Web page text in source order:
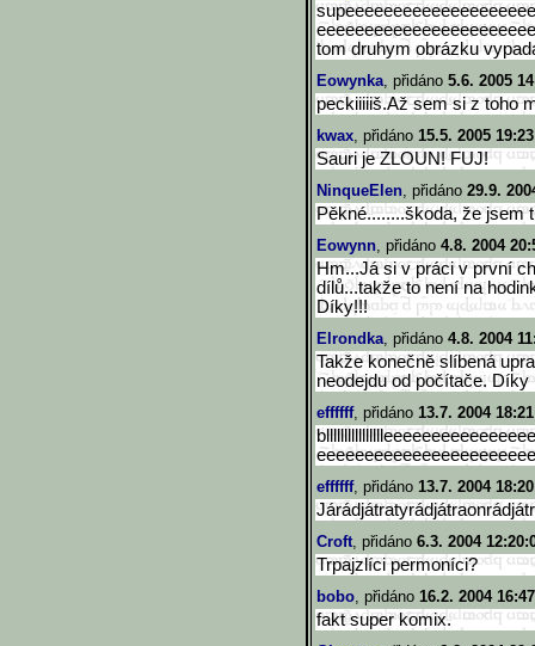
tom druhym obrázku
Eowynka, přidáno 5.6. 2005
peckiiiiiš.Až sem si z toho
kwax, přidáno 15.5. 2005
Sauri je ZLOUN! FUJ!
NinqueElen, přidáno 29.9.
Pěkné........škoda, že jsem
Eowynn, přidáno 4.8. 2004
Hm...Já si v práci v první
dílů...takže to není na
Díky!!!
Elrondka, přidáno 4.8. 2004
Takže konečně slíbená
neodejdu od počítače.
effffff, přidáno 13.7. 2004
blllllllllllllllleeeeeeeeeeeee
effffff, přidáno 13.7. 2004
Croft, přidáno 6.3. 2004
Trpajzlíci permoníci?
bobo, přidáno 16.2. 2004
fakt super komix.